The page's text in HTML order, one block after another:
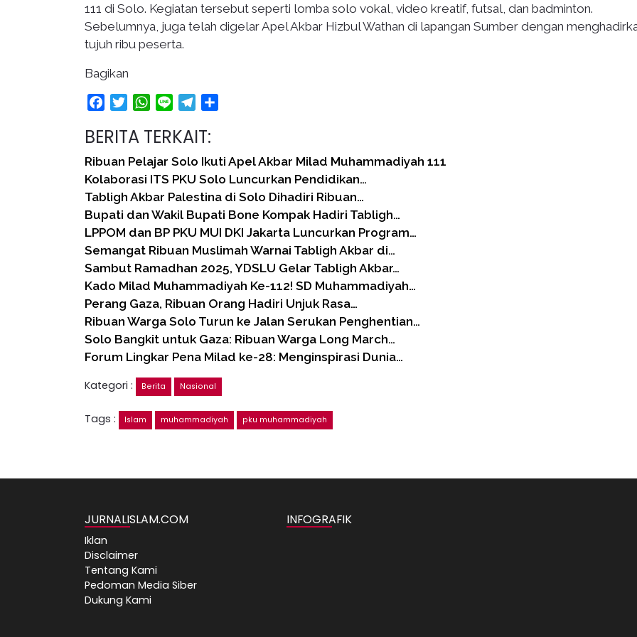
111 di Solo. Kegiatan tersebut seperti lomba solo vokal, video kreatif, futsal, dan badminton.
Sebelumnya, juga telah digelar Apel Akbar Hizbul Wathan di lapangan Sumber dengan
tujuh ribu peserta.
Bagikan
FacebookTwitterWhatsApp
Line Telegram
BERITA TERKAIT:
Ribuan Pelajar Solo Ikuti Apel Akbar Milad Muhammadiyah 111
Kolaborasi ITS PKU Solo Luncurkan Pendidikan…
Tabligh Akbar Palestina di Solo Dihadiri Ribuan…
Bupati dan Wakil Bupati Bone Kompak Hadiri Tabligh…
LPPOM dan BP PKU MUI DKI Jakarta Luncurkan Program…
Semangat Ribuan Muslimah Warnai Tabligh Akbar di…
Sambut Ramadhan 2025, YDSLU Gelar Tabligh Akbar…
Kado Milad Muhammadiyah Ke-112! SD Muhammadiyah…
Perang Gaza, Ribuan Orang Hadiri Unjuk Rasa…
Ribuan Warga Solo Turun ke Jalan Serukan Penghentian…
Solo Bangkit untuk Gaza: Ribuan Warga Long March…
Forum Lingkar Pena Milad ke-28: Menginspirasi Dunia…
Kategori :
Berita Nasional
Tags : Islam muhammadiyah pku muhammadiyah
JURNALISLAM.COM
Iklan
Disclaimer
Tentang Kami
Pedoman Media Siber
Dukung Kami
INFOGRAFIK